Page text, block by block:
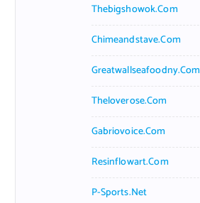
Thebigshowok.com
Chimeandstave.com
Greatwallseafoodny.com
Theloverose.com
Gabriovoice.com
Resinflowart.com
P-Sports.net